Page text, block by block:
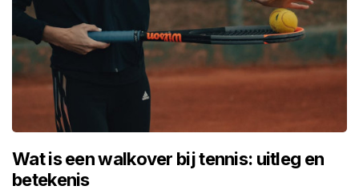
Wat is een walkover bij tennis: uitleg en
betekenis